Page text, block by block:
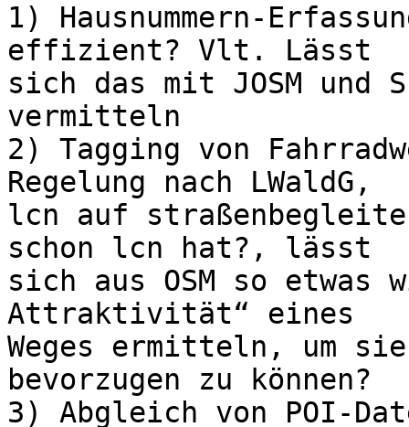
1) Hausnummern-
effizient? Vlt. Lässt
sich das mit JOSM und
vermitteln
2) Tagging von
Regelung nach LWaldG,
lcn auf
schon lcn hat?, lässt
sich aus OSM so
Attraktivität“ eines
Weges ermitteln, um
bevorzugen zu können?
3) Abgleich von POI-